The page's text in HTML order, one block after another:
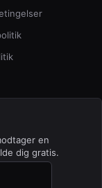
en
dig gratis.